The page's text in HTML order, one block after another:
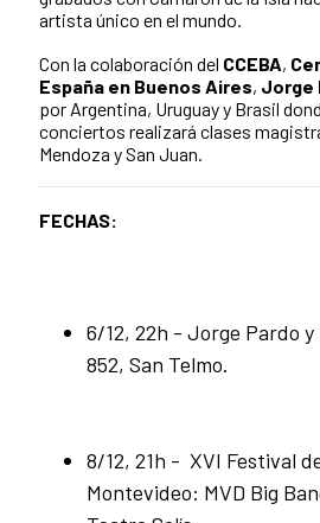
artista único en el mundo.
Con la colaboración del CCEBA,
España en Buenos Aires, Jorge
por Argentina, Uruguay y Brasil
conciertos realizará clases
Mendoza y San Juan.
FECHAS:
6/12, 22h - Jorge Pardo
852, San Telmo.
8/12, 21h - XVI Festival
Montevideo: MVD Big